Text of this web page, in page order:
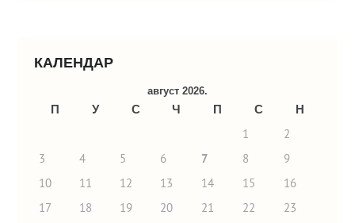
КАЛЕНДАР
август 2026.
П У С Ч П С
Н
1
2
3
4 5 6 7 8
9
10
11 12 13 14 15
16
17
18 19 20 21 22
23